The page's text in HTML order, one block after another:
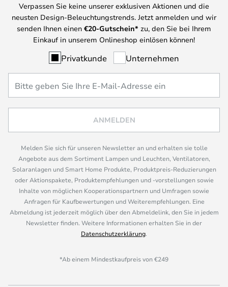
Verpassen Sie keine unserer exklusiven Aktionen und die
neusten Design-Beleuchtungstrends. Jetzt anmelden und wir
senden Ihnen einen €20-Gutschein* zu, den Sie bei Ihrem
Einkauf in unserem Onlineshop einlösen können!
Privatkunde Unternehmen
ANMELDEN
Melden Sie sich für unseren Newsletter an und erhalten sie tolle
Angebote aus dem Sortiment Lampen und Leuchten, Ventilatoren,
Solaranlagen und Smart Home Produkte, Produktpreis-Reduzierungen
oder Aktionspakete, Produktempfehlungen und -vorstellungen sowie
Inhalte von möglichen Kooperationspartnern und Umfragen sowie
Anfragen für Kaufbewertungen und Weiterempfehlungen. Eine
Abmeldung ist jederzeit möglich über den Abmeldelink, den Sie in jedem
Newsletter finden. Weitere Informationen erhalten Sie in der
Datenschutzerklärung.
*Ab einem Mindestkaufpreis von €249